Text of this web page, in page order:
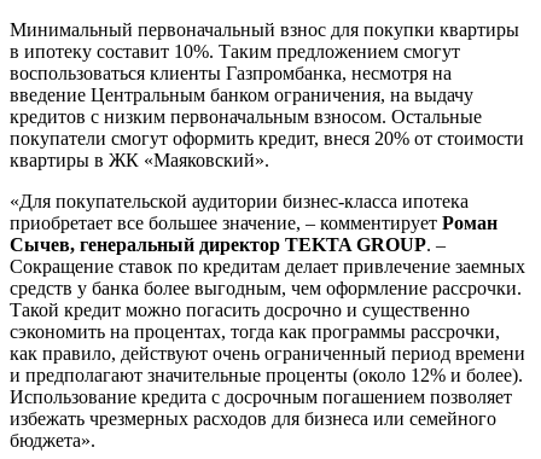
Минимальный первоначальный взнос для покупки квартиры
в ипотеку составит 10%. Таким предложением смогут
воспользоваться клиенты Газпромбанка, несмотря на
введение Центральным банком ограничения, на выдачу
кредитов с низким первоначальным взносом. Остальные
покупатели смогут оформить кредит, внеся 20% от стоимости
квартиры в ЖК «Маяковский».
«Для покупательской аудитории бизнес-класса ипотека
приобретает все большее значение, – комментирует Роман
Сычев, генеральный директор TEKTA GROUP. –
Сокращение ставок по кредитам делает привлечение заемных
средств у банка более выгодным, чем оформление рассрочки.
Такой кредит можно погасить досрочно и существенно
сэкономить на процентах, тогда как программы рассрочки,
как правило, действуют очень ограниченный период времени
и предполагают значительные проценты (около 12% и более).
Использование кредита с досрочным погашением позволяет
избежать чрезмерных расходов для бизнеса или семейного
бюджета».